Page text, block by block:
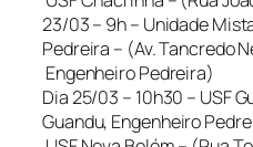
23/03 – 9h – Unidade
Pedreira – (Av. Tancredo
Engenheiro Pedreira)
Dia 25/03 – 10h30 – USF
Guandu, Engenheiro